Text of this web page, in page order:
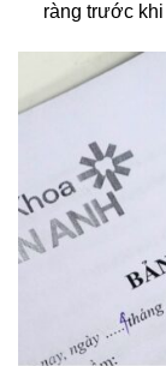
ràng trước khi